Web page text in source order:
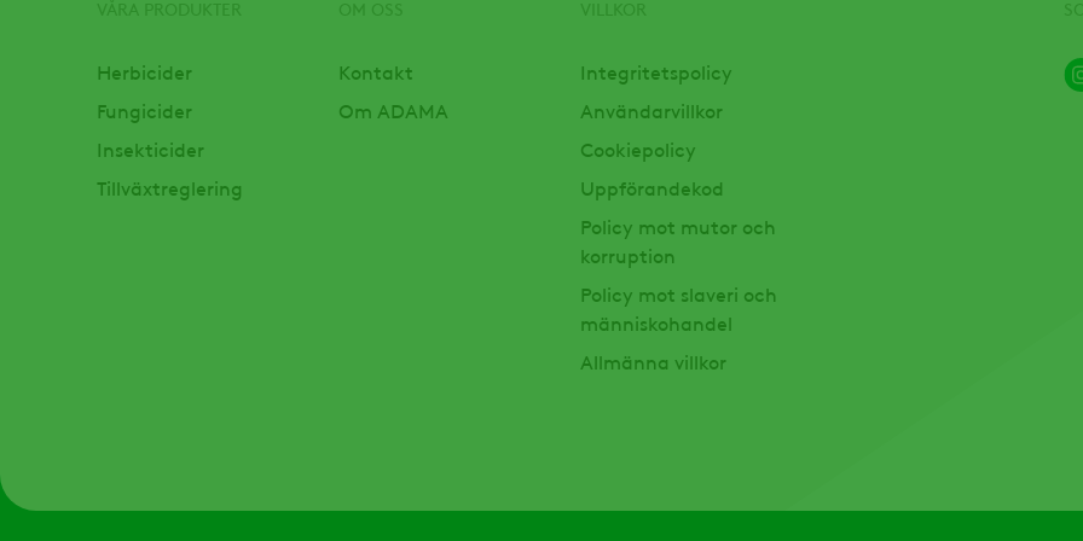
Herbicider
Fungicider
Insekticider
Tillväxtreglering
Kontakt
Om ADAMA
Integritetspolicy
Användarvillkor
Cookiepolicy
Uppförandekod
Policy mot mutor och
korruption
Policy mot slaveri och
människohandel
Allmänna villkor